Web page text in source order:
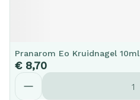
Pranarom Eo Kruidnagel 10ml
€ 8,70
Aantal